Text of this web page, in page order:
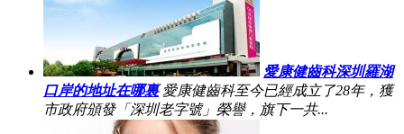
愛康健齒科深圳羅湖
口岸的地址在哪裏 愛康健齒科至今已經成立了28年，獲
市政府頒發「深圳老字號」榮譽，旗下一共...